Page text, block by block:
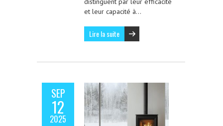
et leur capacité à…
Lire la suite
SEP
12
2025